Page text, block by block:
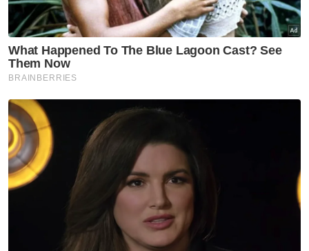
Nordin menambah, pasangan suami isteri itu
kemudiannya datang ke gerainya semula dan
terkejut melihat sate ayam dijual pada harga
50 sen secucuk.